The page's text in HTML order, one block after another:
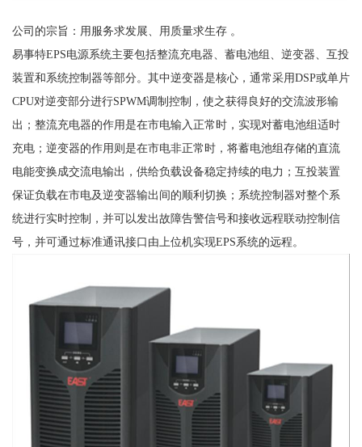
公司的宗旨：用服务求发展、用质量求生存 。
易事特EPS电源系统主要包括整流充电器、蓄电池组、逆变器、互投
装置和系统控制器等部分。其中逆变器是核心，通常采用DSP或单片
CPU对逆变部分进行SPWM调制控制，使之获得良好的交流波形输
出；整流充电器的作用是在市电输入正常时，实现对蓄电池组适时
充电；逆变器的作用则是在市电非正常时，将蓄电池组存储的直流
电能变换成交流电输出，供给负载设备稳定持续的电力；互投装置
保证负载在市电及逆变器输出间的顺利切换；系统控制器对整个系
统进行实时控制，并可以发出故障告警信号和接收远程联动控制信
号，并可通过标准通讯接口由上位机实现EPS系统的远程。